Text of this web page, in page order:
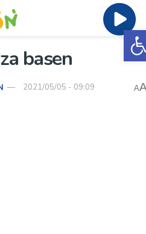
basen
2021/05/05 - 09:09 A